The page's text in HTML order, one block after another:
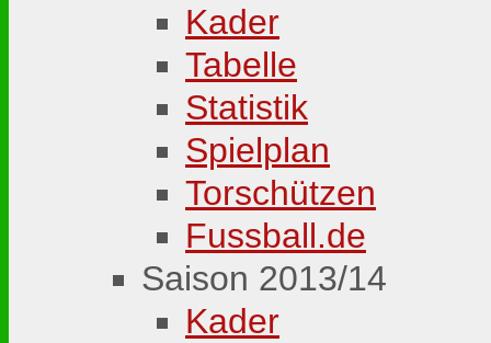
Kader
Tabelle
Statistik
Spielplan
Torschützen
Fussball.de
Saison 2013/14
Kader